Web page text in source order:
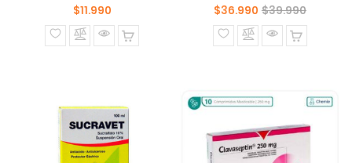
$11.990Precio
normal
$36.990 Precio
normal
$39.990Precio